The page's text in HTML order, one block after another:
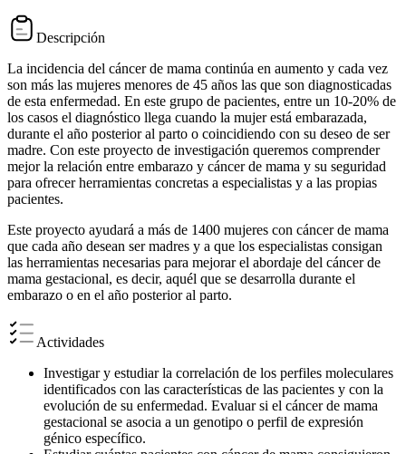
Descripción
La incidencia del cáncer de mama continúa en aumento y cada vez
son más las mujeres menores de 45 años las que son diagnosticadas
de esta enfermedad. En este grupo de pacientes, entre un 10-20% de
los casos el diagnóstico llega cuando la mujer está embarazada,
durante el año posterior al parto o coincidiendo con su deseo de ser
madre. Con este proyecto de investigación queremos comprender
mejor la relación entre embarazo y cáncer de mama y su seguridad
para ofrecer herramientas concretas a especialistas y a las propias
pacientes.
Este proyecto ayudará a más de 1400 mujeres con cáncer de mama
que cada año desean ser madres y a que los especialistas consigan
las herramientas necesarias para mejorar el abordaje del cáncer de
mama gestacional, es decir, aquél que se desarrolla durante el
embarazo o en el año posterior al parto.
Actividades
Investigar y estudiar la correlación de los perfiles moleculares
identificados con las características de las pacientes y con la
evolución de su enfermedad. Evaluar si el cáncer de mama
gestacional se asocia a un genotipo o perfil de expresión
génico específico.